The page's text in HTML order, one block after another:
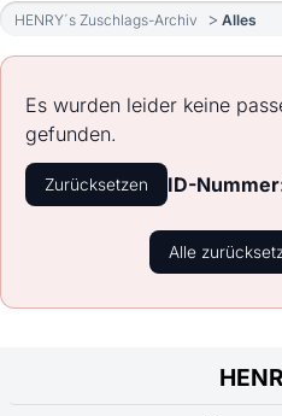
HENRY´s Zuschlags-Archiv Alles
Es wurden leider keine
gefunden.
Zurücksetzen ID-
Alle